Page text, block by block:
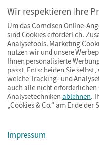
© Cornelsen Verlag 2026
ImpressumAGB
Wir respektieren Ihre
Um das Cornelsen Online-
sind Cookies erforderlich.
Analysetools. Marketing
nutzen wir und unsere
Ihnen personalisierte
passt. Entscheiden Sie
welche Tracking- und
auch alle nicht erforderlichen
Analysetechniken ablehnen.
„Cookies & Co.“ am Ende
Impressum